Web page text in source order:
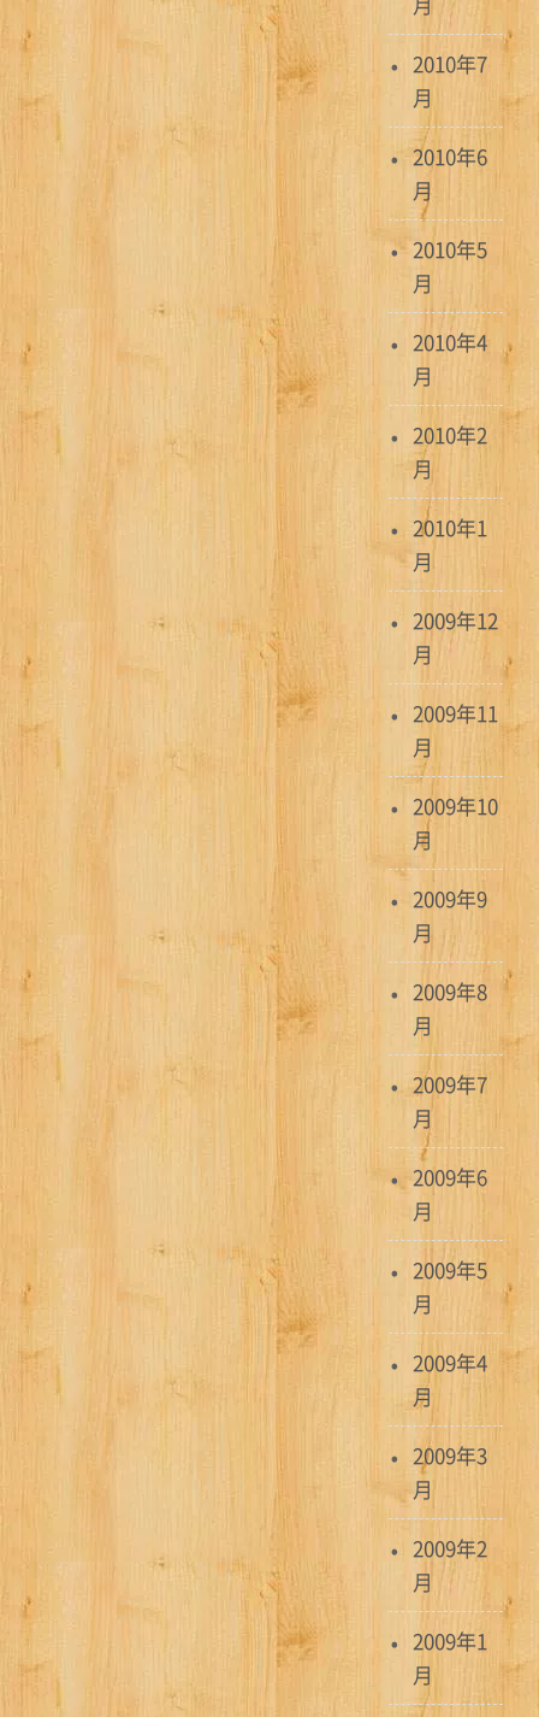
2010年7
月
2010年6
月
2010年5
月
2010年4
月
2010年2
月
2010年1
月
2009年12
月
2009年11
月
2009年10
月
2009年9
月
2009年8
月
2009年7
月
2009年6
月
2009年5
月
2009年4
月
2009年3
月
2009年2
月
2009年1
月